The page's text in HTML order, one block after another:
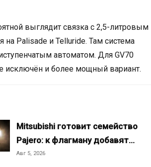
выглядит связка с 2,5-литровым
Palisade и Telluride. Там система
автоматом. Для GV70
исключён и более мощный вариант.
Mitsubishi готовит семейство
Pajero: к флагману добавят…
Авг 5, 2026